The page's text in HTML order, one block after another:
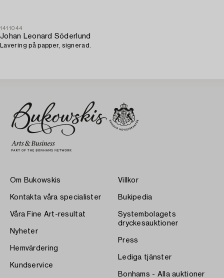
1411044
Johan Leonard Söderlund
Lavering på papper, signerad.
Om Bukowskis
Kontakta våra specialister
Våra Fine Art-resultat
Nyheter
Hemvärdering
Kundservice
Villkor
Bukipedia
Systembolagets
dryckesauktioner
Press
Lediga tjänster
Bonhams - Alla auktioner